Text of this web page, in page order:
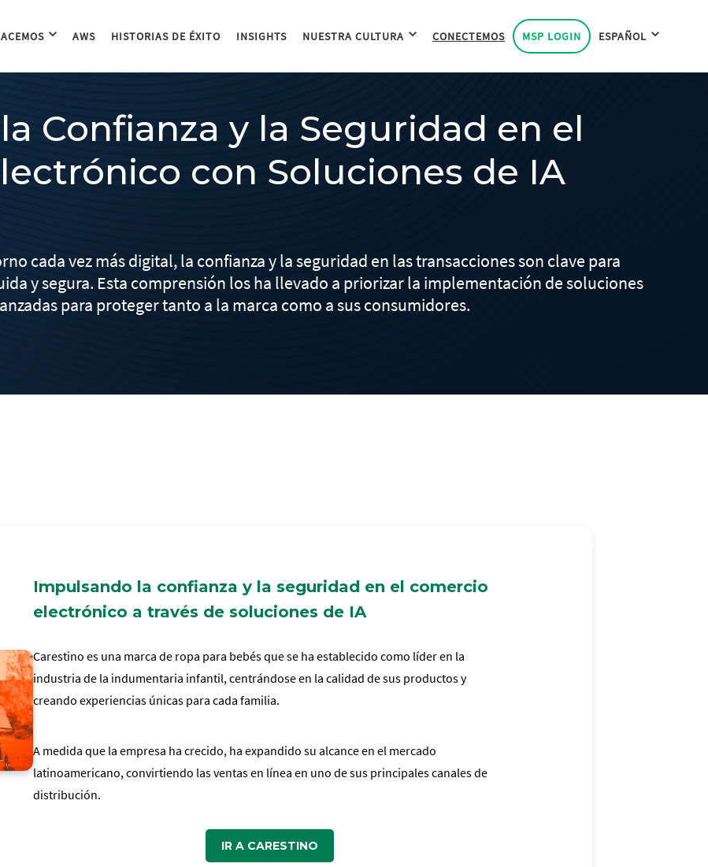
AWS HISTORIAS DE ÉXITO INSIGHTS NUESTRA CULTURA CONECTEMOS MSP LOGIN ESPAÑOL
Confianza y la Seguridad en el
con Soluciones de IA
cada vez más digital, la confianza y la seguridad en las transacciones son clave para
y segura. Esta comprensión los ha llevado a priorizar la implementación de soluciones
para proteger tanto a la marca como a sus consumidores.
Impulsando la confianza y la seguridad en el comercio
electrónico a través de soluciones de IA
Carestino es una marca de ropa para bebés que se ha establecido como líder en la
industria de la indumentaria infantil, centrándose en la calidad de sus productos y
creando experiencias únicas para cada familia.
A medida que la empresa ha crecido, ha expandido su alcance en el mercado
latinoamericano, convirtiendo las ventas en línea en uno de sus principales canales de
distribución.
IR A CARESTINO